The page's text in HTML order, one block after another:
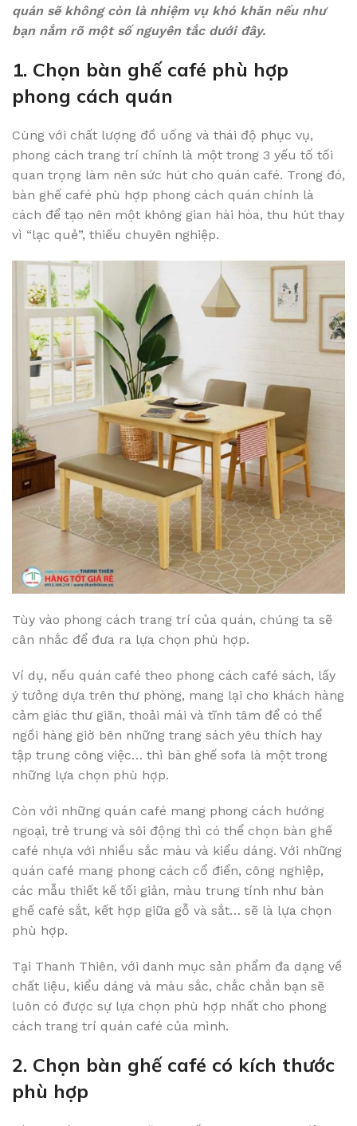
quán sẽ không còn là nhiệm vụ khó khăn nếu như
bạn nắm rõ một số nguyên tắc dưới đây.
1. Chọn bàn ghế café phù hợp
phong cách quán
Cùng với chất lượng đồ uống và thái độ phục vụ,
phong cách trang trí chính là một trong 3 yếu tố tối
quan trọng làm nên sức hút cho quán café. Trong đó,
bàn ghế café phù hợp phong cách quán chính là
cách để tạo nên một không gian hài hòa, thu hút thay
vì “lạc quẻ”, thiếu chuyên nghiệp.
Tùy vào phong cách trang trí của quán, chúng ta sẽ
cân nhắc để đưa ra lựa chọn phù hợp.
Ví dụ, nếu quán café theo phong cách café sách, lấy
ý tưởng dựa trên thư phòng, mang lại cho khách hàng
cảm giác thư giãn, thoải mái và tĩnh tâm để có thể
ngồi hàng giờ bên những trang sách yêu thích hay
tập trung công việc… thì bàn ghế sofa là một trong
những lựa chọn phù hợp.
Còn với những quán café mang phong cách hướng
ngoại, trẻ trung và sôi động thì có thể chọn bàn ghế
café nhựa với nhiều sắc màu và kiểu dáng. Với những
quán café mang phong cách cổ điển, công nghiệp,
các mẫu thiết kế tối giản, màu trung tính như bàn
ghế café sắt, kết hợp giữa gỗ và sắt… sẽ là lựa chọn
phù hợp.
Tại Thanh Thiên, với danh mục sản phẩm đa dạng về
chất liệu, kiểu dáng và màu sắc, chắc chắn bạn sẽ
luôn có được sự lựa chọn phù hợp nhất cho phong
cách trang trí quán café của mình.
2. Chọn bàn ghế café có kích thước
phù hợp